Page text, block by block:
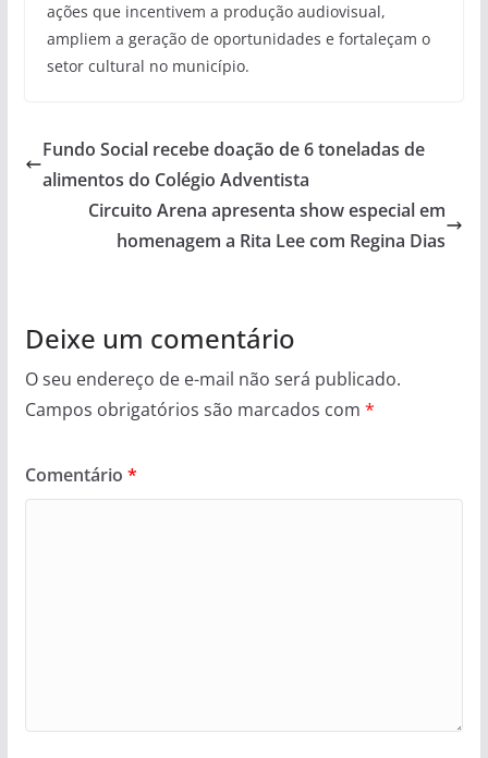
ações que incentivem a produção audiovisual,
ampliem a geração de oportunidades e fortaleçam o
setor cultural no município.
Fundo Social recebe doação de 6 toneladas de
alimentos do Colégio Adventista
Circuito Arena apresenta show especial em
homenagem a Rita Lee com Regina Dias
Deixe um comentário
O seu endereço de e-mail não será publicado.
Campos obrigatórios são marcados com *
Comentário *